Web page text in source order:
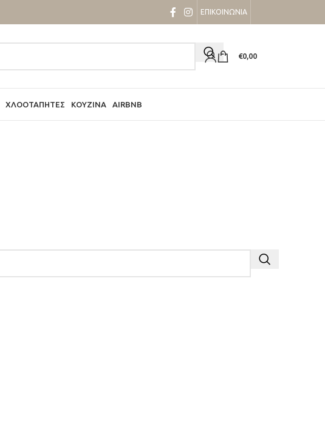
ΕΠΙΚΟΙΝΩΝΙΑ
€0,00
ΧΛΟΟΤΆΠΗΤΕΣ ΚΟΥΖΊΝΑ AIRBNB